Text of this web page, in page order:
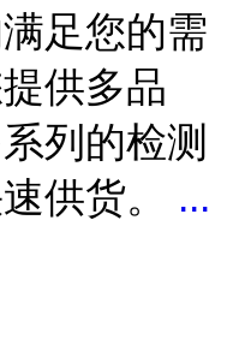
足您的需
供多品
列的检测
供货。 ...